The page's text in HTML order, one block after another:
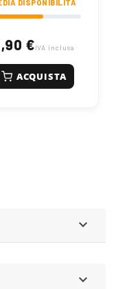
DISPONIBILITÀ
€IVA inclusa
ACQUISTA

